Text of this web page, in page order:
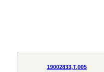
19002833,T,005